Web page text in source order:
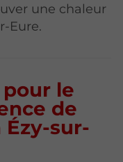
une chaleur
Eure.
le
de
sur-